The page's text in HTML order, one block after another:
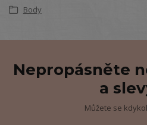
Body
Nepropásněte
a
Můžete se